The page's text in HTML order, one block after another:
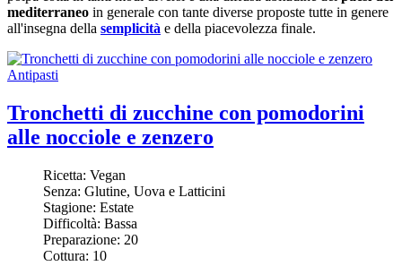
mediterraneo in generale con tante diverse proposte tutte in genere
all'insegna della semplicità e della piacevolezza finale.
Antipasti
Tronchetti di zucchine con pomodorini
alle nocciole e zenzero
Ricetta: Vegan
Senza: Glutine, Uova e Latticini
Stagione: Estate
Difficoltà: Bassa
Preparazione: 20
Cottura: 10